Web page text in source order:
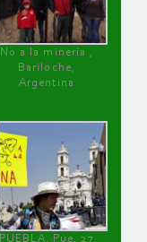
No a la minería ,
Bariloche,
Argentina
PUEBLA, Pue, 27